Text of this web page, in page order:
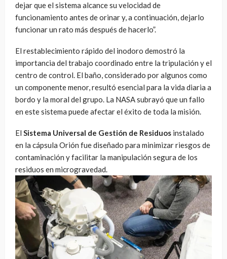
dejar que el sistema alcance su velocidad de
funcionamiento antes de orinar y, a continuación, dejarlo
funcionar un rato más después de hacerlo”.
El restablecimiento rápido del inodoro demostró la
importancia del trabajo coordinado entre la tripulación y el
centro de control. El baño, considerado por algunos como
un componente menor, resultó esencial para la vida diaria a
bordo y la moral del grupo. La NASA subrayó que un fallo
en este sistema puede afectar el éxito de toda la misión.
El Sistema Universal de Gestión de Residuos instalado
en la cápsula Orión fue diseñado para minimizar riesgos de
contaminación y facilitar la manipulación segura de los
residuos en microgravedad.